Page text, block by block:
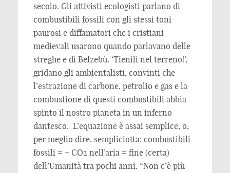
secolo. Gli attivisti ecologisti parlano di
combustibili fossili con gli stessi toni
paurosi e diffamatori che i cristiani
medievali usarono quando parlavano delle
streghe e di Belzebù. ‘Tienili nel terreno!’,
gridano gli ambientalisti, convinti che
l’estrazione di carbone, petrolio e gas e la
combustione di questi combustibili abbia
spinto il nostro pianeta in un inferno
dantesco. L’equazione è assai semplice, o,
per meglio dire, sempliciotta: combustibili
fossili = + CO2 nell’aria = fine (certa)
dell’Umanità tra pochi anni. “Non c’è più